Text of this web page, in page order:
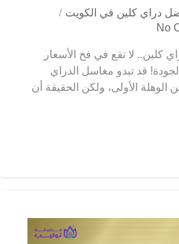
دراي كلين في الكويت
No
كلين.. لا تقع في فخ الأسعار
قد تبدو مغاسل الدراي
الوهلة الأولى، ولكن الحقيقة أن